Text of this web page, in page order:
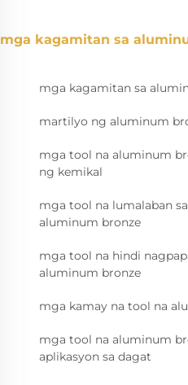
mga kagamitan sa
mga kagamitan sa
martilyo ng aluminum
mga tool na aluminum
ng kemikal
mga tool na lumalaban
aluminum bronze
mga tool na hindi
aluminum bronze
mga kamay na tool na
mga tool na aluminum
aplikasyon sa dagat